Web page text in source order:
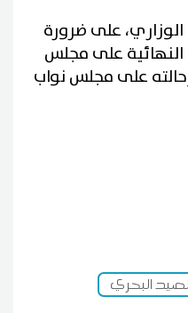
الوزاري، على ضرورة
النهائية على مجلس
على مجلس نواب
الصيد البحري